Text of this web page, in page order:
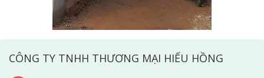
CÔNG TY TNHH THƯƠNG MẠI HIẾU HỒNG